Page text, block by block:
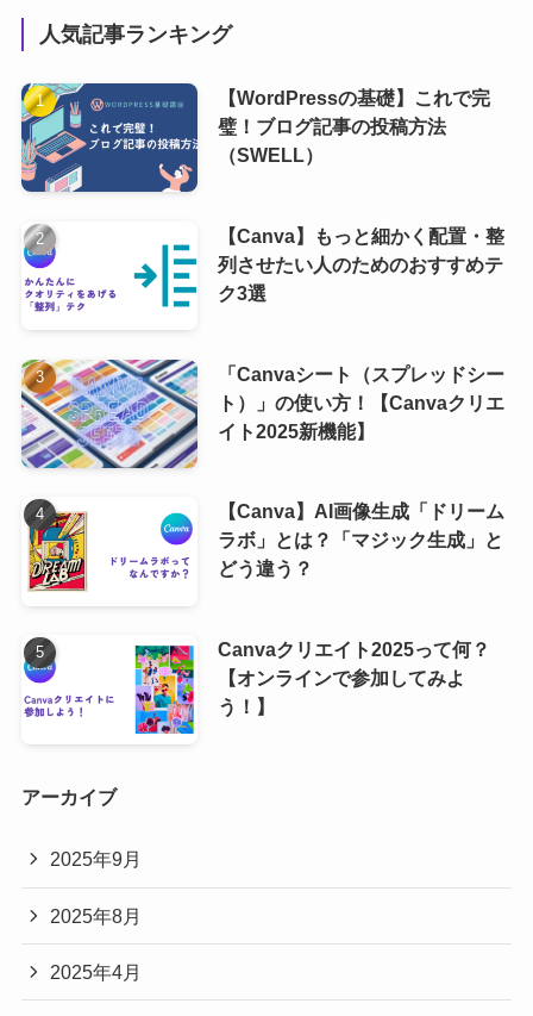
人気記事ランキング
【WordPressの基礎】これで完
璧！ブログ記事の投稿方法
（SWELL）
【Canva】もっと細かく配置・整
列させたい人のためのおすすめテ
ク3選
「Canvaシート（スプレッドシー
ト）」の使い方！【Canvaクリエ
イト2025新機能】
【Canva】AI画像生成「ドリーム
ラボ」とは？「マジック生成」と
どう違う？
Canvaクリエイト2025って何？
【オンラインで参加してみよ
う！】
アーカイブ
2025年9月
2025年8月
2025年4月